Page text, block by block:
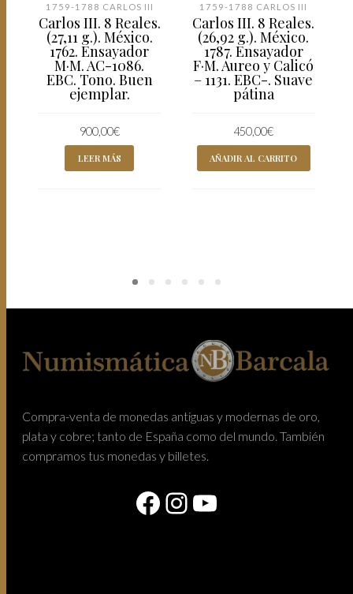
1759-1788 CARLOS III
Carlos III. 8 Reales.
(27,11 g.). México.
1762. Ensayador
M·M. AC-1086.
EBC. Tono. Buen
ejemplar.
900,00€
LEER MÁS
1759-1788 CARLOS III
Carlos III. 8 Reales.
(26,92 g.). México.
1787. Ensayador
F·M. Aureo y Calicó
– 1131. EBC-. Suave
pátina
450,00€
AÑADIR AL CARRITO
Compra-venta de monedas antiguas y modernas de oro,
plata y cobre; tanto de España como del mundo. También
compramos tus monedas y billetes.
Facebook
Instagram
YouTube